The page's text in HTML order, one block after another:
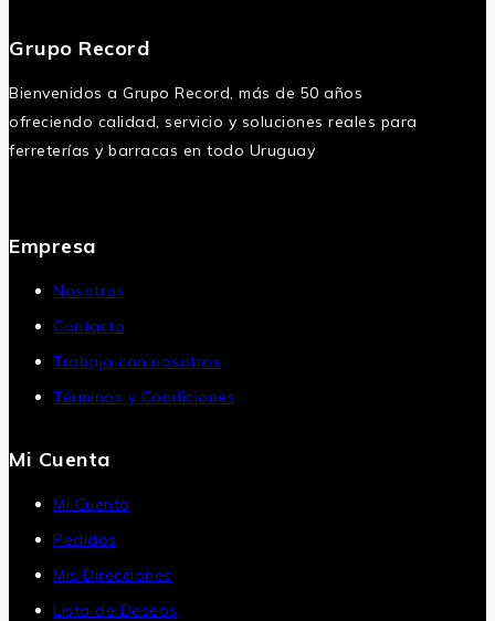
Grupo Record
Bienvenidos a Grupo Record, más de 50 años
ofreciendo calidad, servicio y soluciones reales para
ferreterías y barracas en todo Uruguay
Empresa
Nosotros
Contacto
Trabaja con nosotros
Términos y Condiciones
Mi Cuenta
Mi Cuenta
Pedidos
Mis Direcciones
Lista de Deseos